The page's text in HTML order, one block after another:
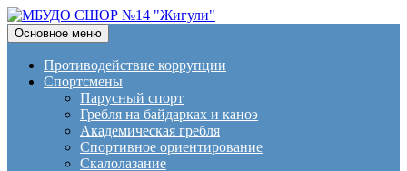
МБУДО СШОР №14
"Жигули"
Поиск
Основное меню Перейти
к
содержимому
Противодействие коррупции
Спортсмены
Парусный спорт
Гребля на байдарках и каноэ
Академическая гребля
Спортивное ориентирование
Скалолазание